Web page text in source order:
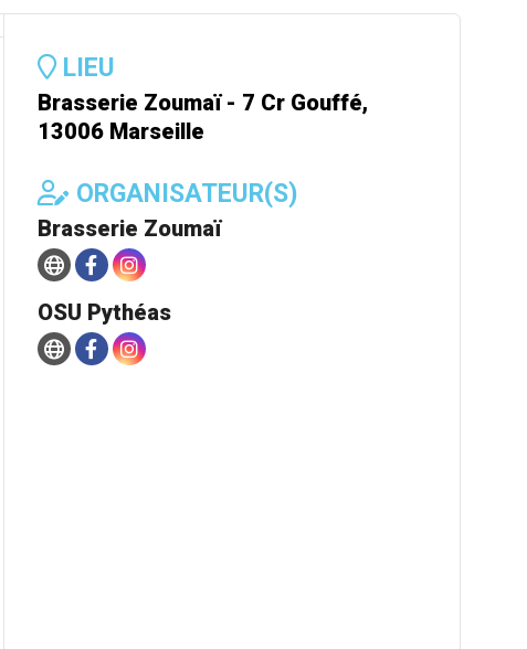
LIEU
Brasserie Zoumaï - 7 Cr Gouffé,
13006 Marseille
ORGANISATEUR(S)
Brasserie Zoumaï
OSU Pythéas